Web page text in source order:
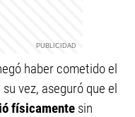
haber cometido el
vez, aseguró que el
físicamente sin